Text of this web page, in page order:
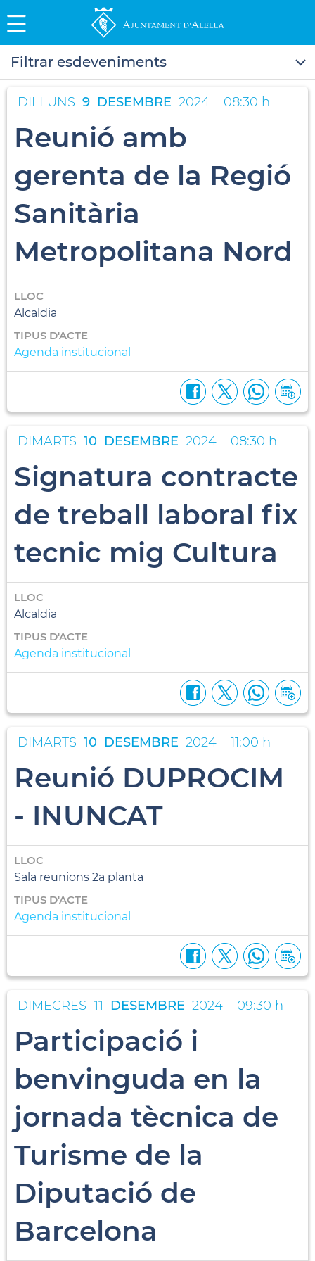
Filtrar esdeveniments
DILLUNS 9 DESEMBRE 2024 08:30 h
Reunió amb
gerenta de la Regió
Sanitària
Metropolitana Nord
LLOC
Alcaldia
TIPUS D'ACTE
Agenda institucional
DIMARTS 10 DESEMBRE 2024 08:30 h
Signatura contracte
de treball laboral fix
tecnic mig Cultura
LLOC
Alcaldia
TIPUS D'ACTE
Agenda institucional
DIMARTS 10 DESEMBRE 2024 11:00 h
Reunió DUPROCIM
- INUNCAT
LLOC
Sala reunions 2a planta
TIPUS D'ACTE
Agenda institucional
DIMECRES 11 DESEMBRE 2024 09:30 h
Participació i
benvinguda en la
jornada tècnica de
Turisme de la
Diputació de
Barcelona